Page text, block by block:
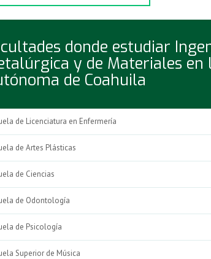
donde estudiar
y de Materiales en
de Coahuila
de Licenciatura en Enfermería
de Artes Plásticas
de Ciencias
de Odontología
de Psicología
Superior de Música